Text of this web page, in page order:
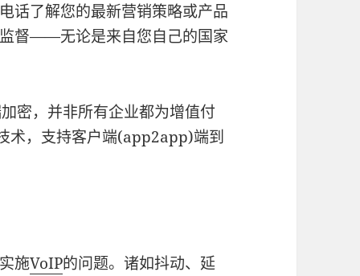
话了解您的最新营销策略或产品
督——无论是来自您自己的国家
密，并非所有企业都为增值付
术，支持客户端(app2app)端到
施VoIP的问题。诸如抖动、延